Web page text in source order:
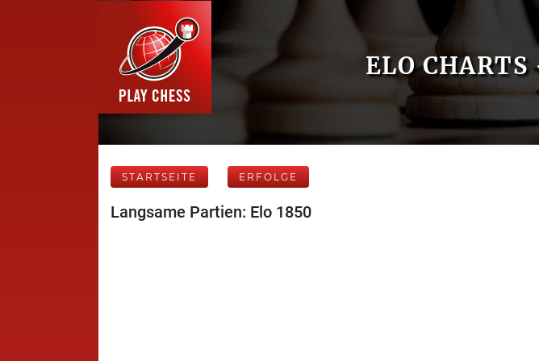
ELO CHARTS
STARTSEITE ERFOLGE
Langsame Partien: Elo 1850